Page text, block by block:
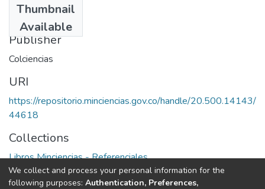
Thumbnail
Available
1993
Publisher
Colciencias
URI
https://repositorio.minciencias.gov.co/handle/20.500.14143/
44618
Collections
Libros Minciencias - Referenciales
Full item page
We collect and process your personal information for the
following purposes: Authentication, Preferences,